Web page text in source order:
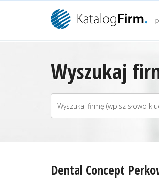
Wyszukaj
Dental Concept